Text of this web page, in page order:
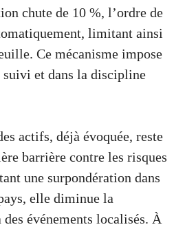
chute de 10 %, l’ordre de
limitant ainsi
Ce mécanisme impose
suivi et dans la discipline
actifs, déjà évoquée, reste
barrière contre les risques
une surpondération dans
elle diminue la
événements localisés. À